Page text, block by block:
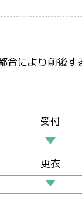
合により前後す
受付
更衣